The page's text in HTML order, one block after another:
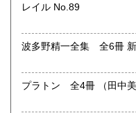
総記、哲学宗教、歴史、
語国文、外国文学、古典
レイル No.89
プラトン 全4冊